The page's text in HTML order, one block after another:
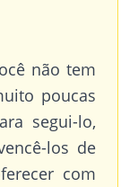
não tem
poucas
segui-lo,
los de
com